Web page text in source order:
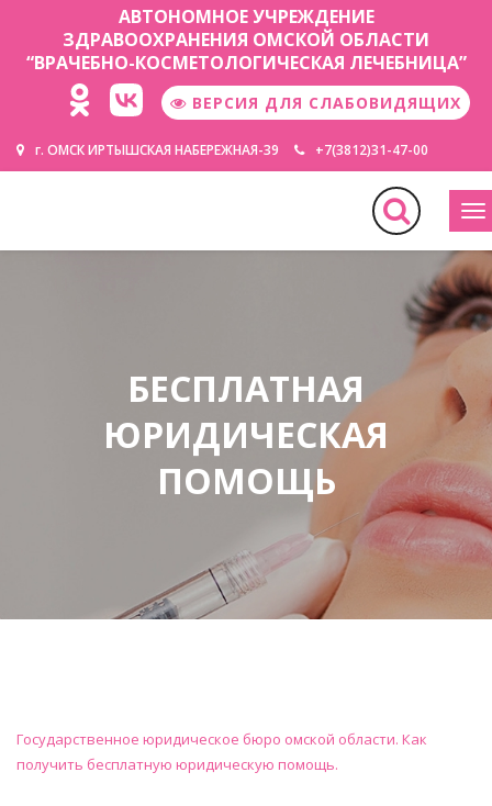
АВТОНОМНОЕ УЧРЕЖДЕНИЕ
ЗДРАВООХРАНЕНИЯ ОМСКОЙ ОБЛАСТИ
“ВРАЧЕБНО-КОСМЕТОЛОГИЧЕСКАЯ ЛЕЧЕБНИЦА”
ВЕРСИЯ ДЛЯ СЛАБОВИДЯЩИХ
г. ОМСК ИРТЫШСКАЯ НАБЕРЕЖНАЯ-39 +7(3812)31-47-00
БЕСПЛАТНАЯ
ЮРИДИЧЕСКАЯ
ПОМОЩЬ
Государственное юридическое бюро омской области. Как
получить бесплатную юридическую помощь.